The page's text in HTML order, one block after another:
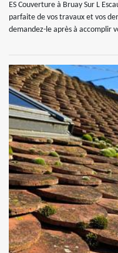
ES Couverture à Bruay Sur L
parfaite de vos travaux et vos
demandez-le après à accomplir